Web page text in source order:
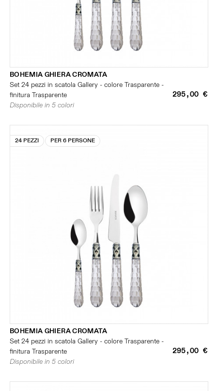
BOHEMIA GHIERA CROMATA
Set 24 pezzi in scatola Gallery - colore Trasparente -
finitura Trasparente
295,00 €
Disponibile in 5 colori
24 PEZZI PER 6 PERSONE
BOHEMIA GHIERA CROMATA
Set 24 pezzi in scatola Gallery - colore Trasparente -
finitura Trasparente
295,00 €
Disponibile in 5 colori